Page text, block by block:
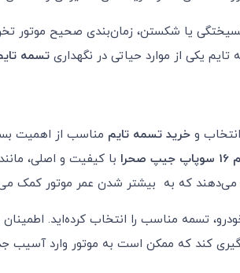
یا شکستن، زمان‌بندی صحیح موتور
یکی از موارد حیاتی در نگهداری تسمه تایم 16 سوپاپ جیپ
و خرید تسمه تایم مناسب از اهمیت
می‌دهند که به بیشتر شدن عمر موتور کمک
تسمه مناسب را انتخاب کرده‌اید. اطمینان
کند که ممکن است به موتور وارد آسیب